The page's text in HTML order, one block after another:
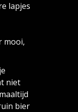
lapjes
mooi,
niet
bier